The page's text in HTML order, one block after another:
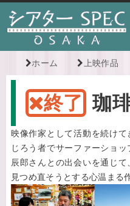
ホーム 上映作品
終了 珈
映像作家として活動を続け
じろう者でサーファーショ
辰郎さんとの出会いを通じ
見つめ直そうとする心温まる